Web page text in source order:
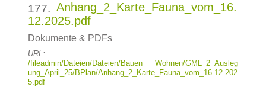
177. Anhang_2_Karte_Fauna_vom_16.
12.2025.pdf
Dokumente & PDFs
URL:
/fileadmin/Dateien/Dateien/Bauen___Wohnen/GML_2_Ausleg
ung_April_25/BPlan/Anhang_2_Karte_Fauna_vom_16.12.202
5.pdf